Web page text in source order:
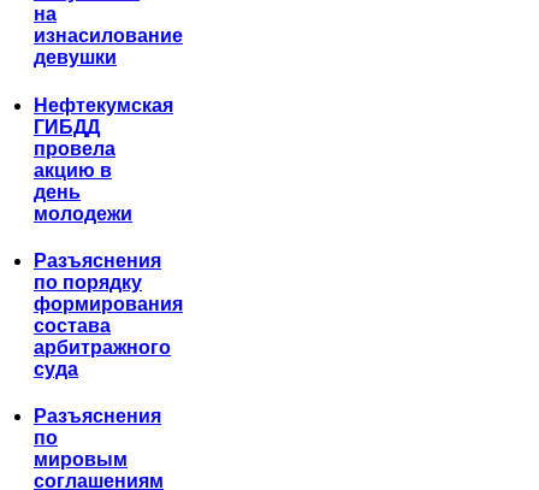
на
изнасилование
девушки
Нефтекумская
ГИБДД
провела
акцию в
день
молодежи
Разъяснения
по порядку
формирования
состава
арбитражного
суда
Разъяснения
по
мировым
соглашениям